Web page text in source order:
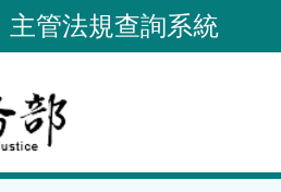
主管法規查詢系統